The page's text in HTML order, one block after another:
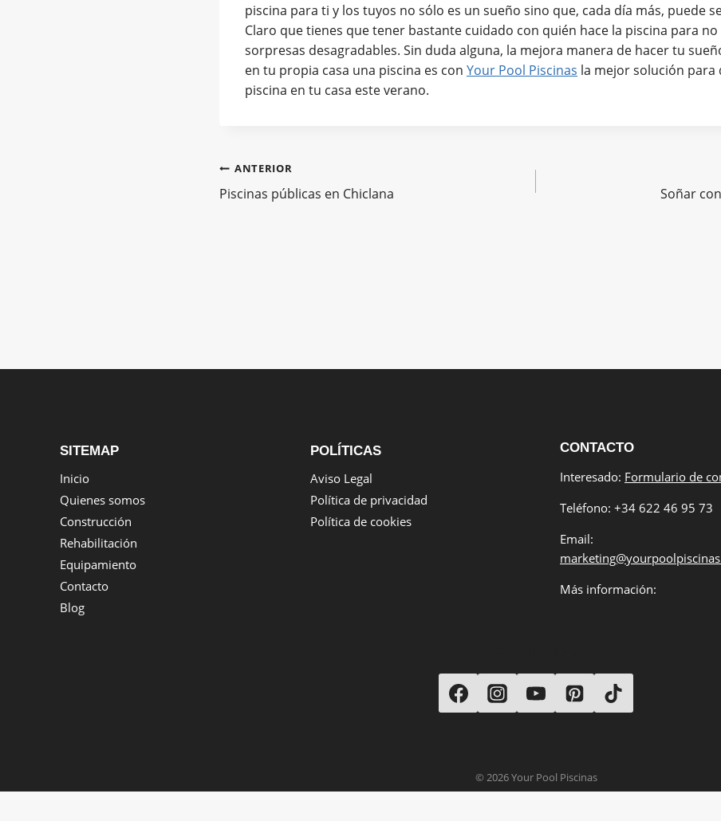
piscina para ti y los tuyos no sólo es un sueño sino que, cada día más, puede
Claro que tienes que tener bastante cuidado con quién hace la piscina para
sorpresas desagradables. Sin duda alguna, la mejora manera de hacer tu
en tu propia casa una piscina es con Your Pool Piscinas la mejor solución
piscina en tu casa este verano.
Navegación
ANTERIOR
Piscinas públicas en Chiclana Soñar
SITEMAP
Inicio
Quienes somos
Construcción
Rehabilitación
Equipamiento
Contacto
Blog
POLÍTICAS
Aviso Legal
Política de privacidad
Política de cookies
CONTACTO
Interesado: Formulario de
Teléfono: +34 622 46 95 73
Email:
Más información:
© 2026 Your Pool Piscinas